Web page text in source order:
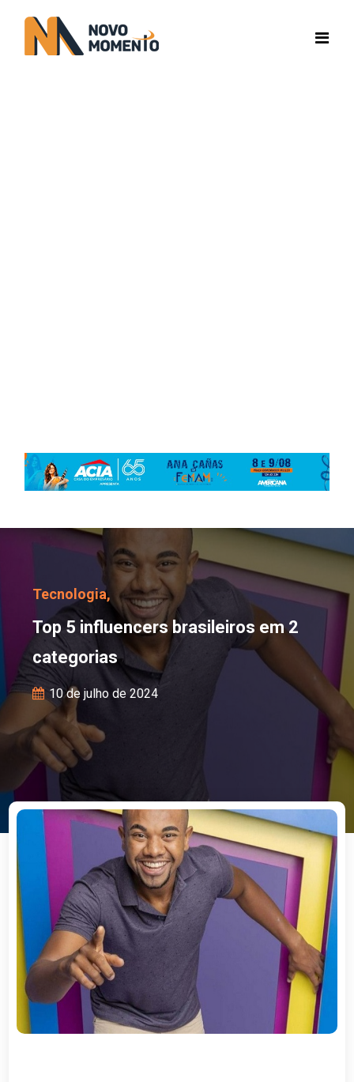
Top 5 influencers
Tecnologia,
Top 5 influencers brasileiros em 2
categorias
10 de julho de 2024